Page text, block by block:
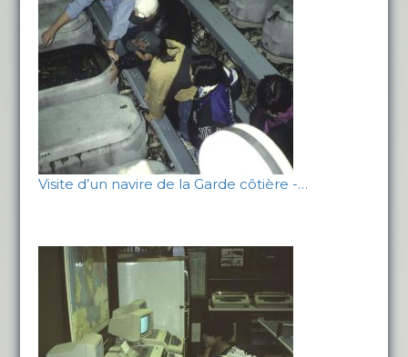
Visite d’un navire de la Garde côtière -…